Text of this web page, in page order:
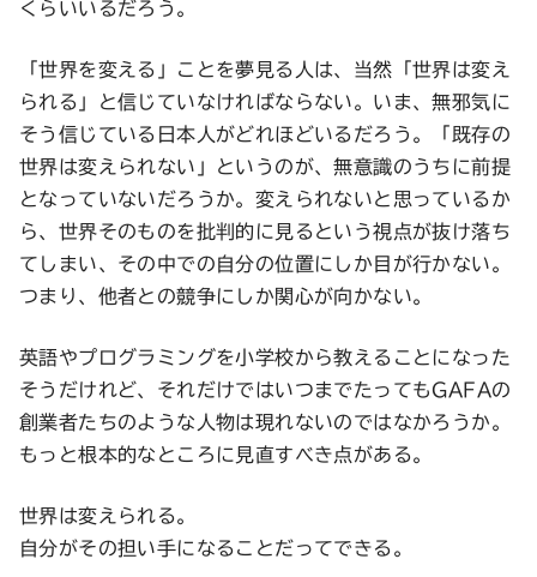
くらいいるだろう。
「世界を変える」ことを夢見る人は、当然「世界は変え
られる」と信じていなければならない。いま、無邪気に
そう信じている日本人がどれほどいるだろう。「既存の
世界は変えられない」というのが、無意識のうちに前提
となっていないだろうか。変えられないと思っているか
ら、世界そのものを批判的に見るという視点が抜け落ち
てしまい、その中での自分の位置にしか目が行かない。
つまり、他者との競争にしか関心が向かない。
英語やプログラミングを小学校から教えることになった
そうだけれど、それだけではいつまでたってもGAFAの
創業者たちのような人物は現れないのではなかろうか。
もっと根本的なところに見直すべき点がある。
世界は変えられる。
自分がその担い手になることだってできる。